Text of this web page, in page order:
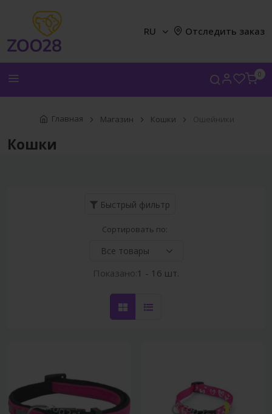
0
RU Отследить заказ
Главная Магазин Кошки Ошейники
Кошки
Быстрый фильтр
Сортировать по:
Показано:1 - 16 шт.